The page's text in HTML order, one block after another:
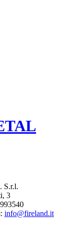
S.r.l.
3
info@fireland.it